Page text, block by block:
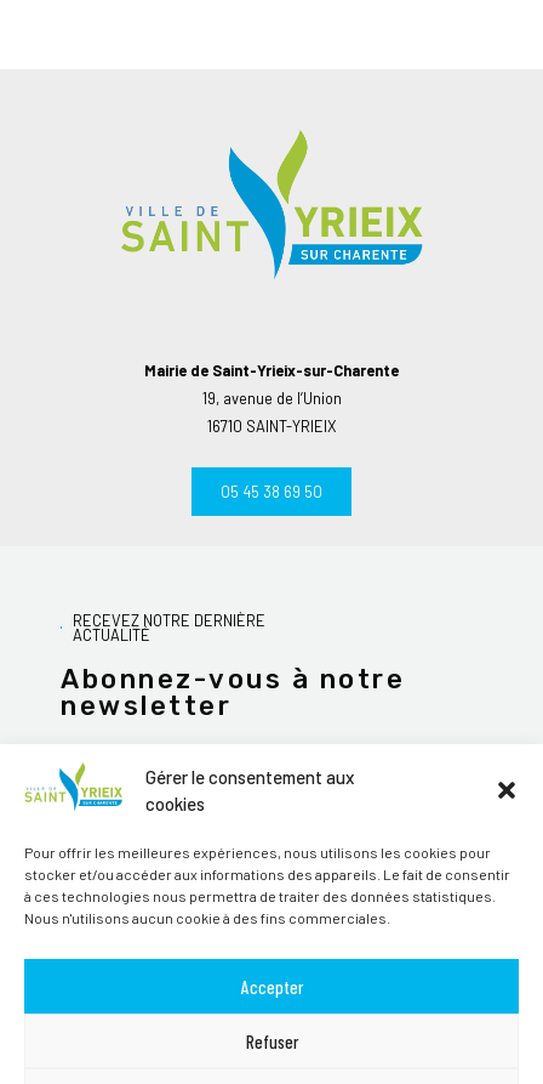
Gérer le consentement aux
cookies
Pour offrir les meilleures expériences, nous utilisons les cookies pour
stocker et/ou accéder aux informations des appareils. Le fait de consentir
à ces technologies nous permettra de traiter des données statistiques.
Nous n'utilisons aucun cookie à des fins commerciales.
Accepter
Refuser
Mairie de Saint-Yrieix-sur-Charente
19, avenue de l’Union
16710 SAINT-YRIEIX
05 45 38 69 50
RECEVEZ NOTRE DERNIÈRE
ACTUALITÉ
Abonnez-vous à notre
newsletter
JE M'ABONNE
Alternative: